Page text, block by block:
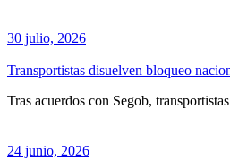
30 julio, 2026
Transportistas disuelven bloqueo
Tras acuerdos con Segob,
24 junio, 2026